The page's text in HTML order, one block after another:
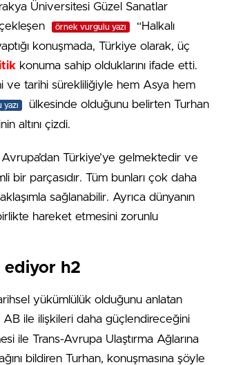
Üniversitesi Güzel Sanatlar
örnek vurgulu yazı
“Halkalı
konuşmada, Türkiye olarak, üç
konuma sahip olduklarını ifade etti.
ve tarihi sürekliliğiyle hem Asya hem
ülkesinde olduğunu belirten Turhan
altını çizdi.
Türkiye’ye gelmektedir ve
parçasıdır. Tüm bunları çok daha
sağlanabilir. Ayrıca dünyanın
hareket etmesini zorunlu
ediyor h2
yükümlülük olduğunu anlatan
AB ile ilişkileri daha güçlendireceğini
ile Trans-Avrupa Ulaştırma Ağlarına
bildiren Turhan, konuşmasına şöyle